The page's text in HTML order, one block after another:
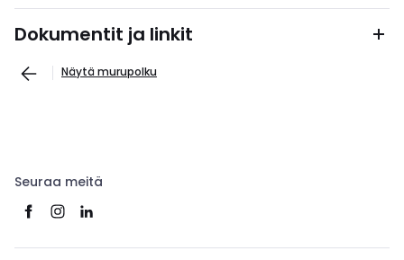
Dokumentit ja linkit
Näytä murupolku
Seuraa meitä